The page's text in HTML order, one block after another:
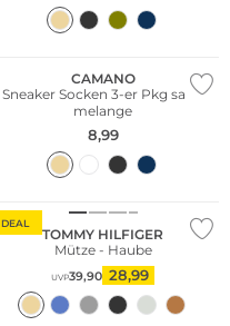
CAMANO
Sneaker Socken 3-er Pkg sand
melange
8,99
DEAL
TOMMY HILFIGER
Mütze - Haube
UVP39,90 28,99